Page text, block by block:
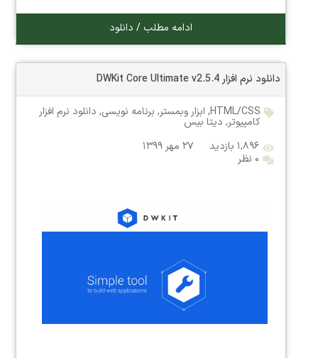
ادامه مطلب / دانلود
دانلود نرم افزار DWKit Core Ultimate v2.5.4
HTML/CSS
, ابزار وبمستر, برنامه نویسی, دانلود نرم افزار
کامپیوتر, دیتا بیس
۱,۸۹۶ بازدید
۲۷ مهر ۱۳۹۹
۰ نظر